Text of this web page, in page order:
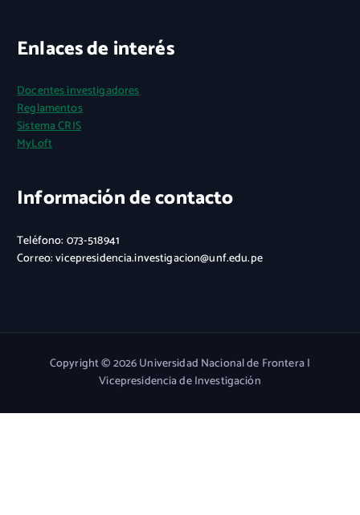
Enlaces de interés
Docentes investigadores
Reglamentos
Sistema CRIS
MyLoft
Información de contacto
Teléfono: 073-518941
Correo: vicepresidencia.investigacion@unf.edu.pe
Copyright © 2026 Universidad Nacional de Frontera |
Vicepresidencia de Investigación